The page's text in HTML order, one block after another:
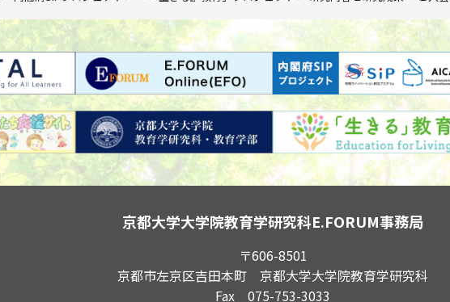
京都大学大学院教育学研究科E.FORUM事務局
〒606-8501
京都市左京区吉田本町 京都大学大学院教育学研究科
Fax 075-753-3033